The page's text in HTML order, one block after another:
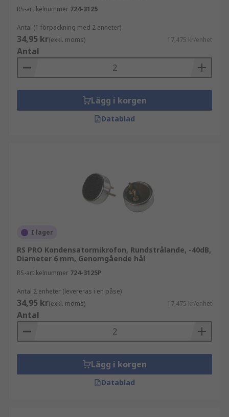
RS-artikelnummer 724-3125
Antal (1 förpackning med 2 enheter)
34,95 kr(exkl. moms) 17,475 kr/enhet
Antal
Lägg i korgen
Datablad
I lager
RS PRO Kondensatormikrofon, Rundstrålande, -40dB,
Diameter 6 mm, Genomgående hål
RS-artikelnummer 724-3125P
Antal 2 enheter (levereras i en påse)
34,95 kr(exkl. moms) 17,475 kr/enhet
Antal
Lägg i korgen
Datablad